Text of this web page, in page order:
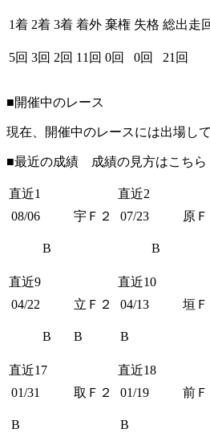
1着 2着 3着 着外 棄権 失格 総出走
5回 3回 2回 11回 0回 0回 21回
■開催中のレース
現在、開催中のレースには出場し
■最近の成績 成績の見方はこちら
直近1 直近2
08/06
宇Ｆ２
B
07/23 原Ｆ
B
直近9 直近10
04/22
立Ｆ２
B B
04/13 垣Ｆ
B
直近17 直近18
01/31
取Ｆ２
B
01/19 前Ｆ
B